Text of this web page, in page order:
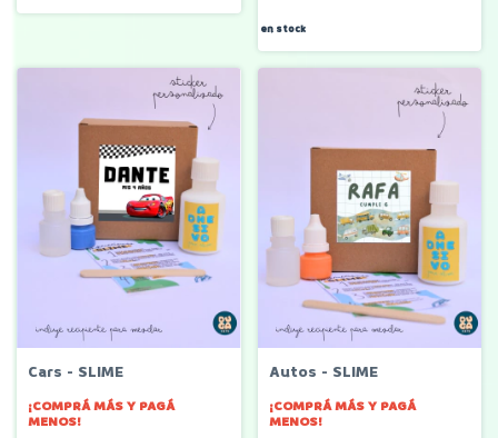
en stock
Cars - SLIME
¡COMPRÁ MÁS Y PAGÁ
MENOS!
Autos - SLIME
¡COMPRÁ MÁS Y PAGÁ
MENOS!